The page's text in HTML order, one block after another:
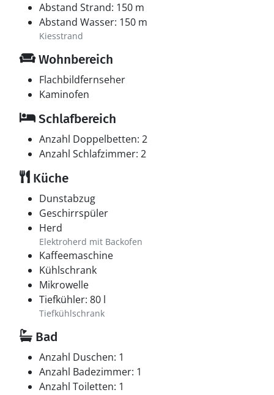
Abstand Strand: 150 m
Abstand Wasser: 150 m
Kiesstrand
Wohnbereich
Flachbildfernseher
Kaminofen
Schlafbereich
Anzahl Doppelbetten: 2
Anzahl Schlafzimmer: 2
Küche
Dunstabzug
Geschirrspüler
Herd
Elektroherd mit Backofen
Kaffeemaschine
Kühlschrank
Mikrowelle
Tiefkühler: 80 l
Tiefkühlschrank
Bad
Anzahl Duschen: 1
Anzahl Badezimmer: 1
Anzahl Toiletten: 1